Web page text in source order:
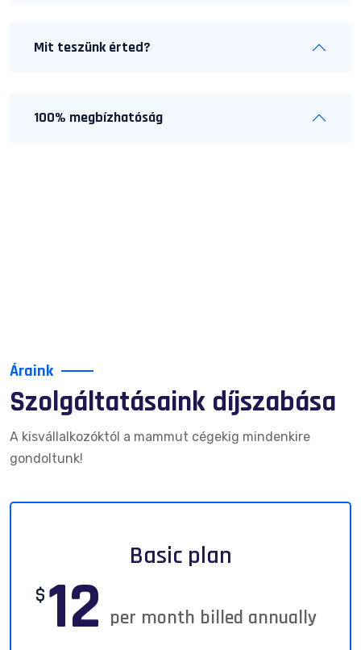
Mit teszünk érted?
100% megbízhatóság
Áraink
Szolgáltatásaink díjszabása
A kisvállalkozóktól a mammut cégekig mindenkire
gondoltunk!
Basic plan
$ 12 per month billed annually